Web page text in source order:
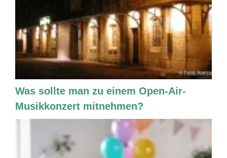
Was sollte man zu einem Open-Air-
Musikkonzert mitnehmen?